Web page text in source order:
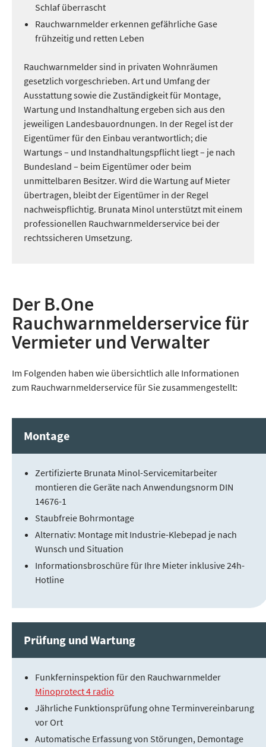
Schlaf überrascht
Rauchwarnmelder erkennen gefährliche Gase
frühzeitig und retten Leben
Rauchwarnmelder sind in privaten Wohnräumen
gesetzlich vorgeschrieben. Art und Umfang der
Ausstattung sowie die Zuständigkeit für Montage,
Wartung und Instandhaltung ergeben sich aus den
jeweiligen Landesbauordnungen. In der Regel ist der
Eigentümer für den Einbau verantwortlich; die
Wartungs – und Instandhaltungspflicht liegt – je nach
Bundesland – beim Eigentümer oder beim
unmittelbaren Besitzer. Wird die Wartung auf Mieter
übertragen, bleibt der Eigentümer in der Regel
nachweispflichtig. Brunata Minol unterstützt mit einem
professionellen Rauchwarnmelderservice bei der
rechtssicheren Umsetzung.
Der B.One
Rauchwarnmelderservice für
Vermieter und Verwalter
Im Folgenden haben wie übersichtlich alle Informationen
zum Rauchwarnmelderservice für Sie zusammengestellt:
Montage
Zertifizierte Brunata Minol-Servicemitarbeiter
montieren die Geräte nach Anwendungsnorm DIN
14676-1
Staubfreie Bohrmontage
Alternativ: Montage mit Industrie-Klebepad je nach
Wunsch und Situation
Informationsbroschüre für Ihre Mieter inklusive 24h-
Hotline
Prüfung und Wartung
Funkferninspektion für den Rauchwarnmelder
Minoprotect 4 radio
Jährliche Funktionsprüfung ohne Terminvereinbarung
vor Ort
Automatische Erfassung von Störungen, Demontage